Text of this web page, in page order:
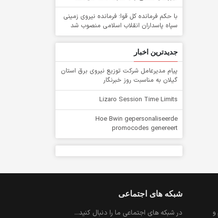
با حکم فرمانده کل قوا؛ فرمانده نیروی زمینی
سپاه پاسداران انقلاب اسلامی منصوب شد
جدیدترین اخبار
پیام مدیرعامل شركت توزیع نیروی برق استان
گیلان به مناسبت روز خبرنگار ‌
Lizaro Session Time Limits
Hoe Bwin gepersonaliseerde
promocodes genereert
و
شبکه های اجتماعی
در شبکه های اجتماعی ما را دنبال کنید...